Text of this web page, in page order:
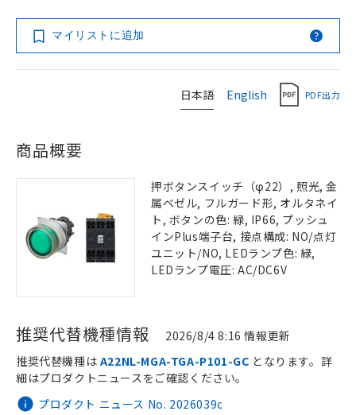
マイリストに追加
日本語 English PDF出力
商品概要
押ボタンスイッチ（φ22）, 照光, 金
属ベゼル, フルガード形, オルタネイ
ト, ボタンの色: 緑, IP66, プッシュ
インPlus端子台, 接点構成: NO/点灯
ユニット/NO, LEDランプ色: 緑,
LEDランプ電圧: AC/DC6V
推奨代替機種情報 2026/8/4 8:16 情報更新
プロダクト ニュース No. 2026039c
推奨代替機種は A22NL-MGA-TGA-P101-GC となります。詳
細はプロダクトニュースをご確認ください。